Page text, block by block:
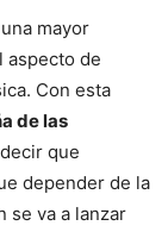
mayor
aspecto de
Con esta
de las
que
depender de la
se va a lanzar